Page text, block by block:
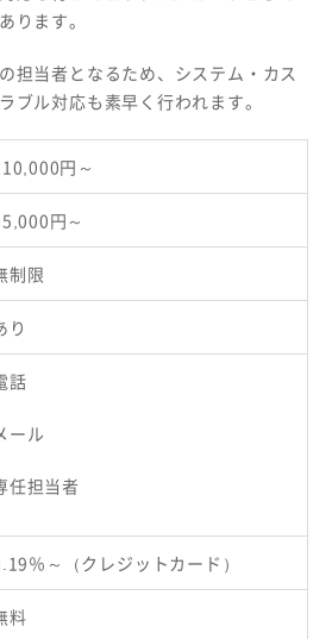
ります。
担当者となるため、システム・カス
ブル対応も素早く行われます。
円～
円～
制限
り
話
ール
任担当者
％～（クレジットカード）
料